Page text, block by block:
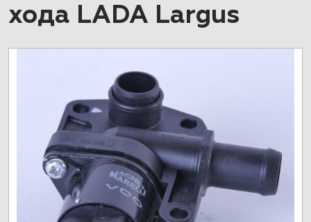
хода LADA Largus